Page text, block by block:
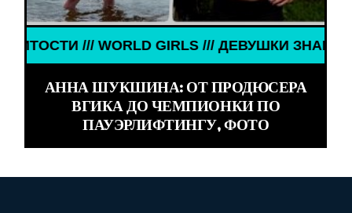
/// ДЕВУШКИ ЗНАМЕНИТОСТИ /// WORLD
АННА ШУКШИНА: ОТ ПРОДЮСЕРА
ВГИКА ДО ЧЕМПИОНКИ ПО
ПАУЭРЛИФТИНГУ, ФОТО